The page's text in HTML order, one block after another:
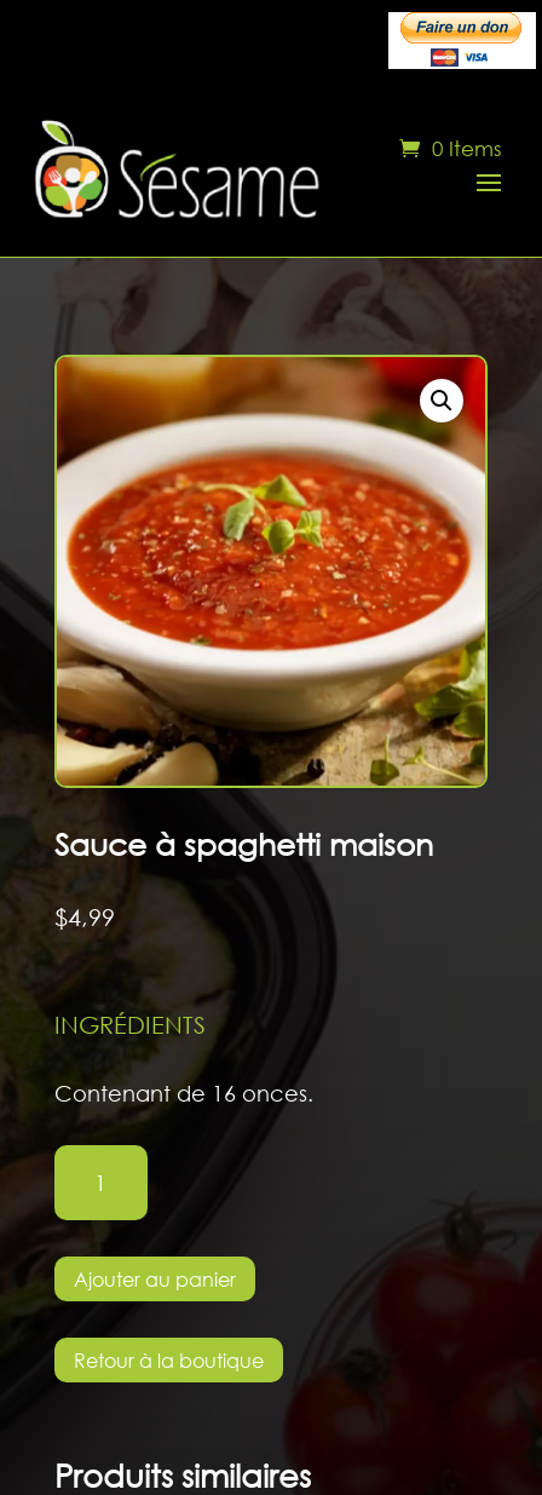
0 Items
Sauce à spaghetti maison
$4,99
INGRÉDIENTS
Contenant de 16 onces.
quantité
Sauce
à
spaghetti
maison
Ajouter au panier
Retour à la boutique
Produits similaires